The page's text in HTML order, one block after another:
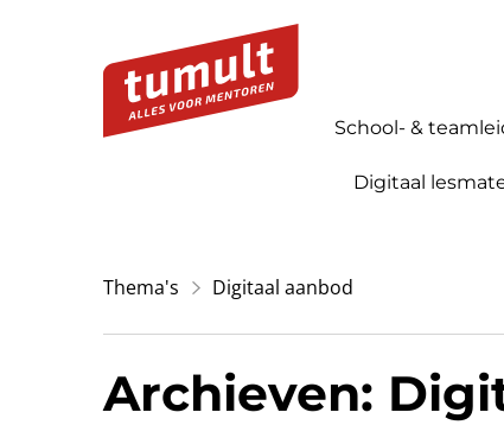
School- &
Digitaal
Thema's Digitaal aanbod
Archieven: